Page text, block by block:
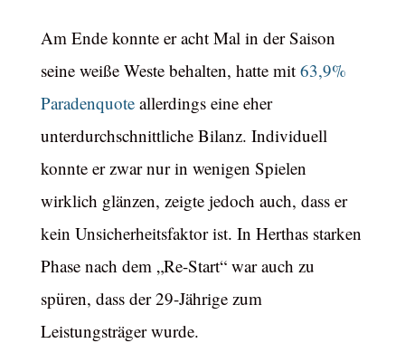
Am Ende konnte er acht Mal in der Saison
seine weiße Weste behalten, hatte mit 63,9%
Paradenquoteallerdings eine eher
unterdurchschnittliche Bilanz. Individuell
konnte er zwar nur in wenigen Spielen
wirklich glänzen, zeigte jedoch auch, dass er
kein Unsicherheitsfaktor ist. In Herthas starken
Phase nach dem „Re-Start“ war auch zu
spüren, dass der 29-Jährige zum
Leistungsträger wurde.